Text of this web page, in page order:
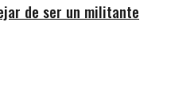
de ser un militante